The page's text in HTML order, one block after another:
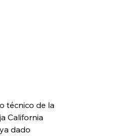
técnico de la
California
dado